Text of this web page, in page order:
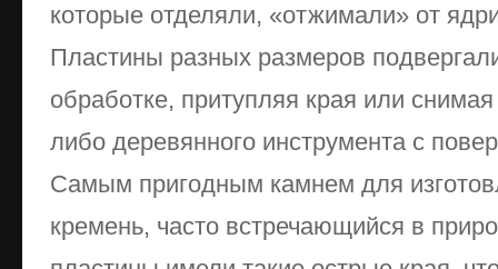
которые отделяли, «отжимали» от
Пластины разных размеров
обработке, притупляя края или
либо деревянного инструмента с
Самым пригодным камнем для
кремень, часто встречающийся в